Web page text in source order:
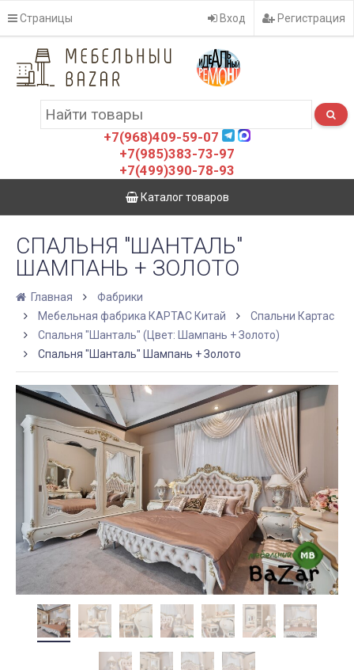
Страницы Вход Регистрация
+7(968)409-59-07
+7(985)383-73-97
+7(499)390-78-93
Каталог товаров
СПАЛЬНЯ "ШАНТАЛЬ"
ШАМПАНЬ + ЗОЛОТО
Главная
Фабрики
Мебельная фабрика КАРТАС Китай
Спальни Картас
Спальня "Шанталь" (Цвет: Шампань + Золото)
Спальня "Шанталь" Шампань + Золото